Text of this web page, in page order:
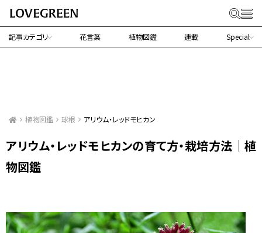
記事カテゴリ 花言葉 植物図鑑 連載 Special
植物図鑑 球根 アリウム・レッドモヒカン
アリウム・レッドモヒカンの育て方・栽培方法｜植
物図鑑